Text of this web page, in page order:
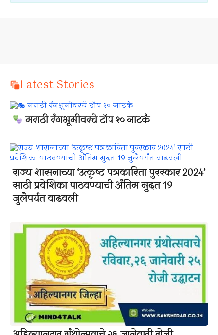
Latest Stories
मराठी रंगभूमीवरचे टॉप १० नाटकं
राज्य शासनाच्या ‘उत्कृष्ट पत्रकारिता पुरस्कार 2024’
साठी प्रवेशिका पाठवण्याची अंतिम मुदत 19
जुलैपर्यंत वाढवली